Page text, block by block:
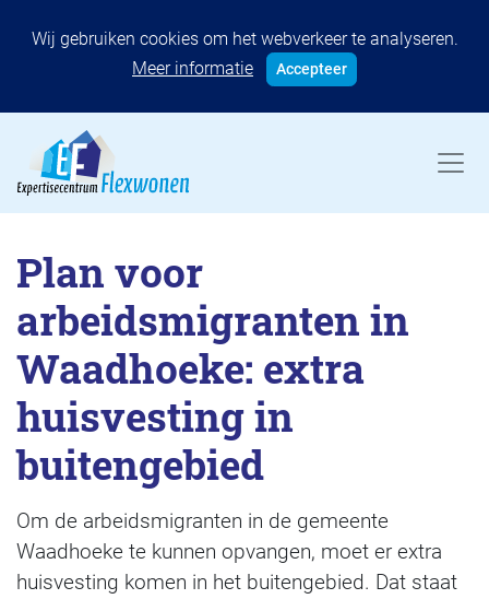
Wij gebruiken cookies om het webverkeer te analyseren.
Meer informatie
Accepteer
Plan voor
arbeidsmigranten in
Waadhoeke: extra
huisvesting in
buitengebied
Om de arbeidsmigranten in de gemeente
Waadhoeke te kunnen opvangen, moet er extra
huisvesting komen in het buitengebied. Dat staat